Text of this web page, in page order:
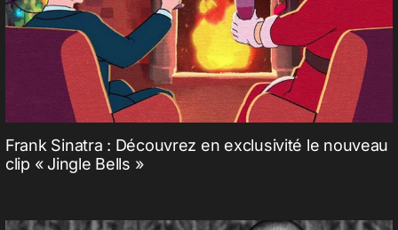
Frank Sinatra : Découvrez en exclusivité le nouveau
clip « Jingle Bells »